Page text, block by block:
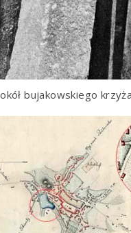
bujakowskiego